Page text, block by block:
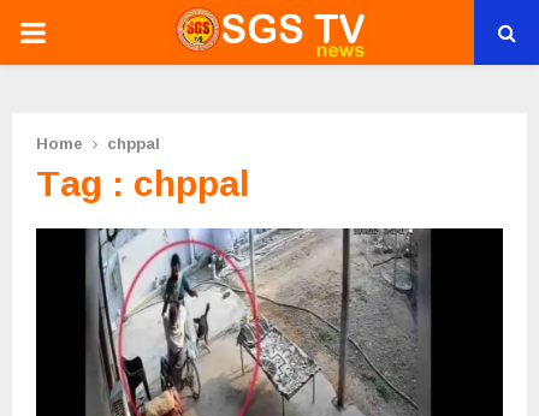
PRIMARY
Home chppal
Tag : chppal